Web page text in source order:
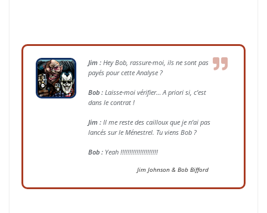
Jim :Hey Bob, rassure-moi, ils ne sont pas
payés pour cette Analyse ?
Bob :Laisse-moi vérifier… A priori si, c’est
dans le contrat !
Jim :Il me reste des cailloux que je n’ai pas
lancés sur le Ménestrel. Tu viens Bob ?
Bob : Yeah !!!!!!!!!!!!!!!!!!!!!
Jim Johnson & Bob Bifford